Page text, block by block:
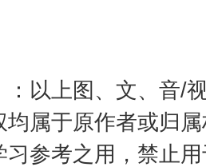
：以上图、文、音/
均属于原作者或归
习参考之用，禁止